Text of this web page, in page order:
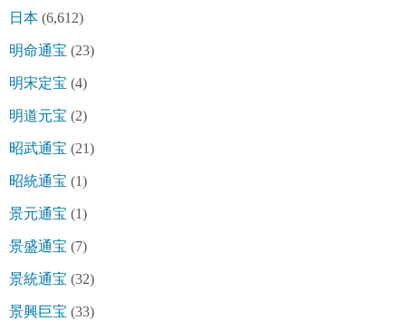
日本 (6,612)
明命通宝 (23)
明宋定宝 (4)
明道元宝 (2)
昭武通宝 (21)
昭統通宝 (1)
景元通宝 (1)
景盛通宝 (7)
景統通宝 (32)
景興巨宝 (33)